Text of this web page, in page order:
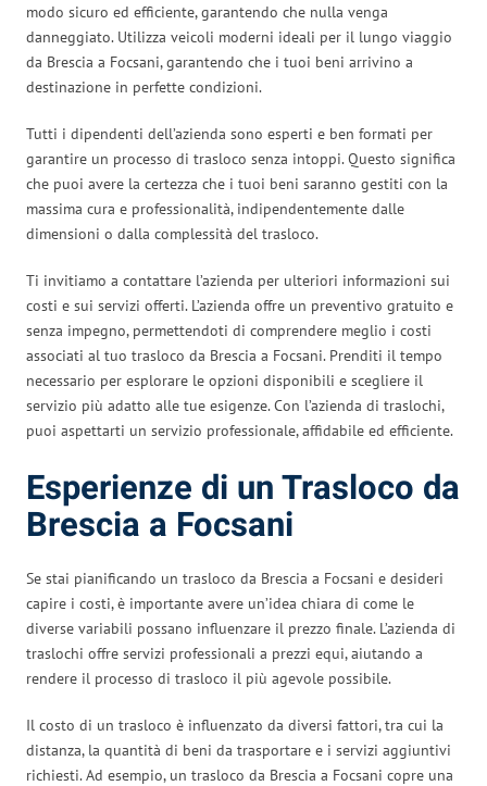
modo sicuro ed efficiente, garantendo che nulla venga
danneggiato. Utilizza veicoli moderni ideali per il lungo viaggio
da Brescia a Focsani, garantendo che i tuoi beni arrivino a
destinazione in perfette condizioni.
Tutti i dipendenti dell’azienda sono esperti e ben formati per
garantire un processo di trasloco senza intoppi. Questo significa
che puoi avere la certezza che i tuoi beni saranno gestiti con la
massima cura e professionalità, indipendentemente dalle
dimensioni o dalla complessità del trasloco.
Ti invitiamo a contattare l’azienda per ulteriori informazioni sui
costi e sui servizi offerti. L’azienda offre un preventivo gratuito e
senza impegno, permettendoti di comprendere meglio i costi
associati al tuo trasloco da Brescia a Focsani. Prenditi il tempo
necessario per esplorare le opzioni disponibili e scegliere il
servizio più adatto alle tue esigenze. Con l’azienda di traslochi,
puoi aspettarti un servizio professionale, affidabile ed efficiente.
Esperienze di un Trasloco da
Brescia a Focsani
Se stai pianificando un trasloco da Brescia a Focsani e desideri
capire i costi, è importante avere un’idea chiara di come le
diverse variabili possano influenzare il prezzo finale. L’azienda di
traslochi offre servizi professionali a prezzi equi, aiutando a
rendere il processo di trasloco il più agevole possibile.
Il costo di un trasloco è influenzato da diversi fattori, tra cui la
distanza, la quantità di beni da trasportare e i servizi aggiuntivi
richiesti. Ad esempio, un trasloco da Brescia a Focsani copre una